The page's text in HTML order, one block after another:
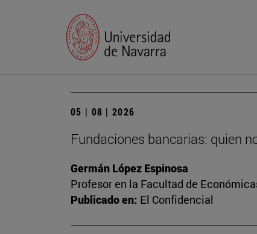
05 | 08 | 2026
Fundaciones bancarias: quien
Germán López Espinosa
Profesor en la Facultad de
Publicado en: El Confidencial